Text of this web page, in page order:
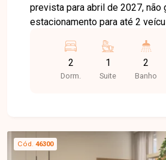
prevista para abril de 2027, não
estacionamento para até 2
cozinha integradas,
em todas as paredes da
piso em porcelanato retificado,
2
Dorm.
1
Suite
2
Banho
Cód. 46300